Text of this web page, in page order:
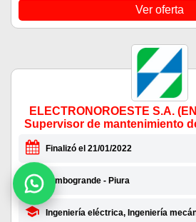
Ver oferta
ELECTRONOROESTE S.A.
Supervisor de mantenimiento
Finalizó el 21/01/2022
Tambogrande - Piura
Ingeniería eléctrica, Ingeniería